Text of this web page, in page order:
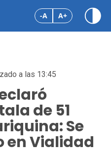
-A A+
a las 13:45
de 51
Se
en Vialidad